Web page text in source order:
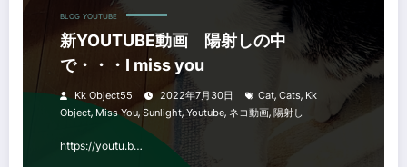
BLOG YOUTUBE
新YOUTUBE動画 陽射しの中
で・・・I miss you
Kk Object55 2022年7月30日 Cat, Cats, Kk
Object, Miss You, Sunlight, Youtube, ネコ動画, 陽射し
https://youtu.b…